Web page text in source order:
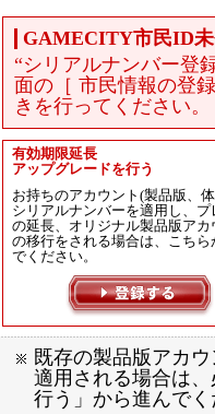
GAMECITY市民ID
“シリアルナンバー登
面の［ 市民情報の登
きを行ってください。
有効期限延長
アップグレードを行う
お持ちのアカウント(製品版、
シリアルナンバーを適用し、プ
の延長、オリジナル製品版アカ
の移行をされる場合は、こちら
でください。
既存の製品版アカ
適用される場合は
行う」から進んで